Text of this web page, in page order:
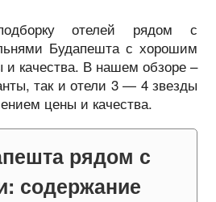
отелей рядом с
Будапешта с хорошим
качества. В нашем обзоре –
так и отели 3 — 4 звезды
цены и качества.
рядом с
содержание